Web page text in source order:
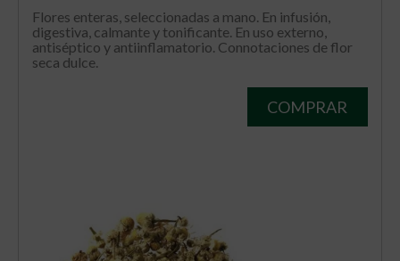
Flores enteras, seleccionadas a mano. En infusión,
digestiva, calmante y tonificante. En uso externo,
antiséptico y antiinflamatorio. Connotaciones de flor
seca dulce.
COMPRAR